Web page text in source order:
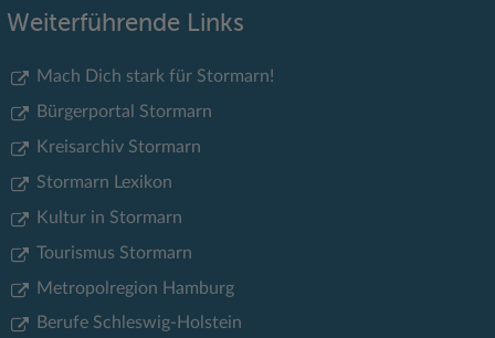
Weiterführende Links
Mach Dich stark für Stormarn!
Bürgerportal Stormarn
Kreisarchiv Stormarn
Stormarn Lexikon
Kultur in Stormarn
Tourismus Stormarn
Metropolregion Hamburg
Berufe Schleswig-Holstein